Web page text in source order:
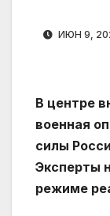
ИЮН 9,
В центре
военная
силы
Эксперты
режиме